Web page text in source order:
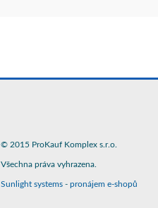
© 2015 ProKauf Komplex s.r.o.
Všechna práva vyhrazena.
Sunlight systems - pronájem e-shopů